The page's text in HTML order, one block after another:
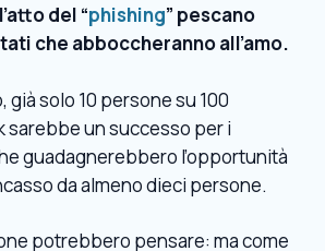
del “phishing” pescano
che abboccheranno all’amo.
già solo 10 persone su 100
sarebbe un successo per i
guadagnerebbero l’opportunità
da almeno dieci persone.
potrebbero pensare: ma come